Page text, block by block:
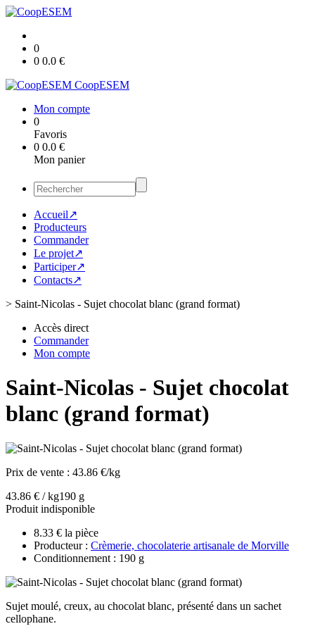
0
0 0.0 €
CoopESEM
Mon compte
0
Favoris
0 0.0 €
Mon panier
Accueil↗
Producteurs
Commander
Le projet↗
Participer↗
Contacts↗
> Saint-Nicolas - Sujet chocolat blanc (grand format)
Accès direct
Commander
Mon compte
Saint-Nicolas - Sujet chocolat
blanc (grand format)
Prix de vente : 43.86 €/kg
43.86 € / kg190 g
Produit indisponible
8.33 € la pièce
Producteur : Crèmerie, chocolaterie artisanale de Morville
Conditionnement : 190 g
Sujet moulé, creux, au chocolat blanc, présenté dans un sachet
cellophane.